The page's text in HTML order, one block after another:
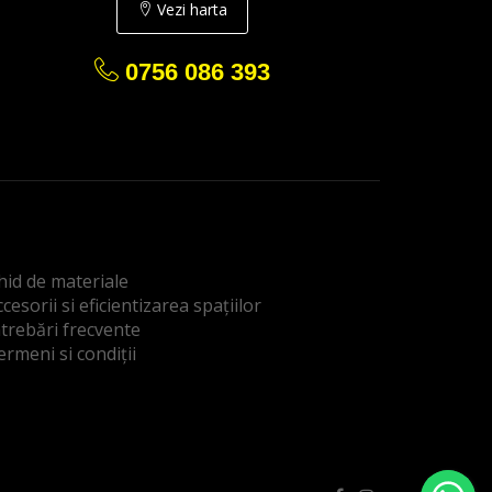
Vezi harta
0756 086 393
de materiale
si eficientizarea spațiilor
frecvente
si condiții